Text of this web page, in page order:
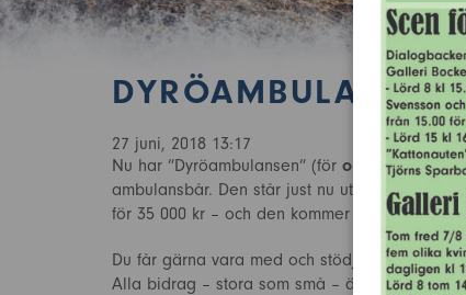
27 juni, 2018 13:17
Nu har ”Dyröambulansen” (för
ambulansbår. Den står just nu utanför
för 35 000 kr – och den kommer att handhas
Du får gärna vara med och stödja
Alla bidrag – stora som små – är välkomna.